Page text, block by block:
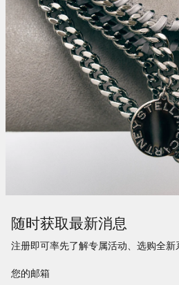
随时获取最新消息
注册即可率先了解专属活动、选购全新
您的邮箱